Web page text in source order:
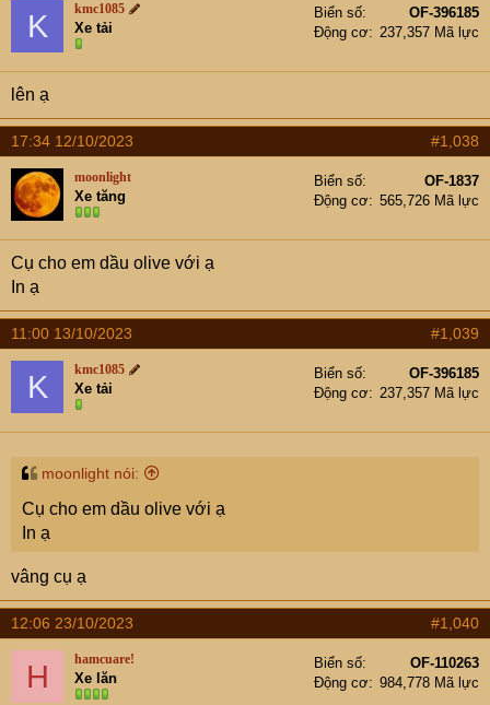
K kmc1085
Xe tải
Biển số
OF-396185
Động cơ
237,357 Mã lực
lên ạ
17:34 12/10/2023 #1,038
moonlight
Xe tăng
Biển số
OF-1837
Động cơ
565,726 Mã lực
Cụ cho em dầu olive với ạ
In ạ
11:00 13/10/2023 #1,039
K kmc1085
Xe tải
Biển số
OF-396185
Động cơ
237,357 Mã lực
moonlight nói:
Cụ cho em dầu olive với ạ
In ạ
vâng cụ ạ
12:06 23/10/2023 #1,040
H hamcuare!
Xe lăn
Biển số
OF-110263
Động cơ
984,778 Mã lực